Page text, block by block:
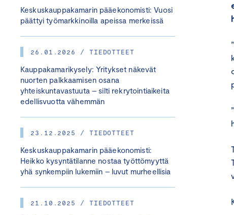
Keskuskauppakamarin pääekonomisti: Vuosi
päättyi työmarkkinoilla apeissa merkeissä
26.01.2026 / TIEDOTTEET
Kauppakamarikysely: Yritykset näkevät
nuorten palkkaamisen osana
yhteiskuntavastuuta – silti rekrytointiaikeita
edellisvuotta vähemmän
23.12.2025 / TIEDOTTEET
Keskuskauppakamarin pääekonomisti:
Heikko kysyntätilanne nostaa työttömyyttä
yhä synkempiin lukemiin – luvut murheellisia
21.10.2025 / TIEDOTTEET